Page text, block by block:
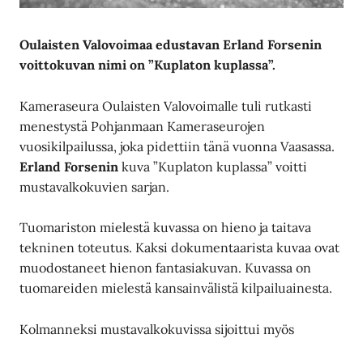
Oulaisten Valovoimaa edustavan Erland Forsenin
voittokuvan nimi on ”Kuplaton kuplassa”.
Kameraseura Oulaisten Valovoimalle tuli rutkasti
menestystä Pohjanmaan Kameraseurojen
vuosikilpailussa, joka pidettiin tänä vuonna Vaasassa.
Erland Forsenin kuva ”Kuplaton kuplassa” voitti
mustavalkokuvien sarjan.
Tuomariston mielestä kuvassa on hieno ja taitava
tekninen toteutus. Kaksi dokumentaarista kuvaa ovat
muodostaneet hienon fantasiakuvan. Kuvassa on
tuomareiden mielestä kansainvälistä kilpailuainesta.
Kolmanneksi mustavalkokuvissa sijoittui myös